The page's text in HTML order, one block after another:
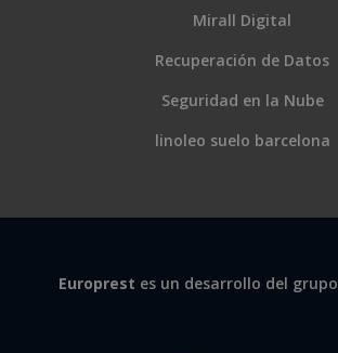
Mirall Digital
Recuperación de Datos
Seguridad en la Nube
linoleo suelo barcelona
Europrest es un desarrollo del